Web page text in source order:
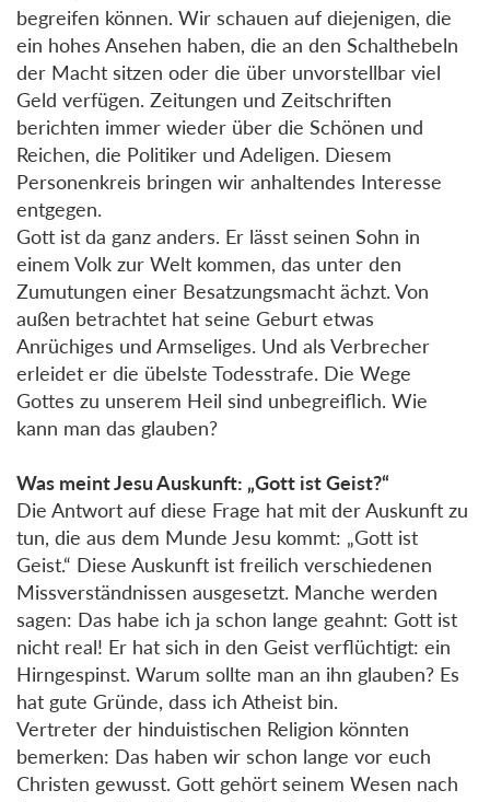
begreifen können. Wir schauen auf diejenigen, die
ein hohes Ansehen haben, die an den Schalthebeln
der Macht sitzen oder die über unvorstellbar viel
Geld verfügen. Zeitungen und Zeitschriften
berichten immer wieder über die Schönen und
Reichen, die Politiker und Adeligen. Diesem
Personenkreis bringen wir anhaltendes Interesse
entgegen.
Gott ist da ganz anders. Er lässt seinen Sohn in
einem Volk zur Welt kommen, das unter den
Zumutungen einer Besatzungsmacht ächzt. Von
außen betrachtet hat seine Geburt etwas
Anrüchiges und Armseliges. Und als Verbrecher
erleidet er die übelste Todesstrafe. Die Wege
Gottes zu unserem Heil sind unbegreiflich. Wie
kann man das glauben?
Was meint Jesu Auskunft: „Gott ist Geist?“
Die Antwort auf diese Frage hat mit der Auskunft zu
tun, die aus dem Munde Jesu kommt: „Gott ist
Geist.“ Diese Auskunft ist freilich verschiedenen
Missverständnissen ausgesetzt. Manche werden
sagen: Das habe ich ja schon lange geahnt: Gott ist
nicht real! Er hat sich in den Geist verflüchtigt: ein
Hirngespinst. Warum sollte man an ihn glauben? Es
hat gute Gründe, dass ich Atheist bin.
Vertreter der hinduistischen Religion könnten
bemerken: Das haben wir schon lange vor euch
Christen gewusst. Gott gehört seinem Wesen nach